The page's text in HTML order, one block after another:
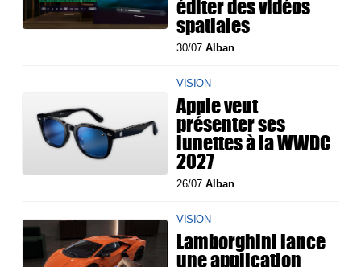
éditer des vidéos
spatiales
30/07Alban
VISION
Apple veut
présenter ses
lunettes à la WWDC
2027
26/07Alban
VISION
Lamborghini lance
une application